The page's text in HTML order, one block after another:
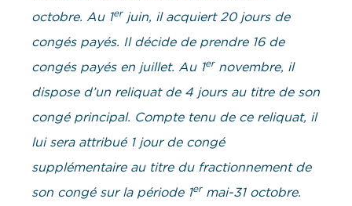
octobre. Au 1erjuin, il acquiert 20 jours de
congés payés. Il décide de prendre 16 de
congés payés en juillet. Au 1ernovembre, il
dispose d’un reliquat de 4 jours au titre de son
congé principal. Compte tenu de ce reliquat, il
lui sera attribué 1 jour de congé
supplémentaire au titre du fractionnement de
son congé sur la période 1ermai-31 octobre.